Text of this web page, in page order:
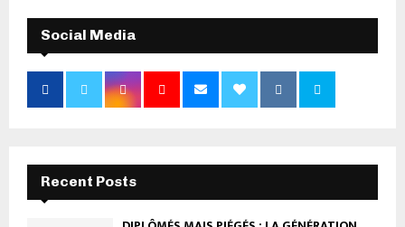
Social Media
Recent Posts